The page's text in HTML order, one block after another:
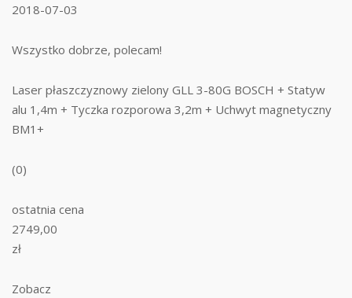
2018-07-03
Wszystko dobrze, polecam!
Laser płaszczyznowy zielony GLL 3-80G BOSCH + Statyw
alu 1,4m + Tyczka rozporowa 3,2m + Uchwyt magnetyczny
BM1+
(0)
ostatnia cena
2749,00
zł
Zobacz